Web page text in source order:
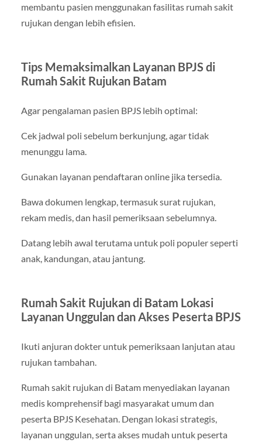
membantu pasien menggunakan fasilitas rumah sakit
rujukan dengan lebih efisien.
Tips Memaksimalkan Layanan BPJS di
Rumah Sakit Rujukan Batam
Agar pengalaman pasien BPJS lebih optimal:
Cek jadwal poli sebelum berkunjung, agar tidak
menunggu lama.
Gunakan layanan pendaftaran online jika tersedia.
Bawa dokumen lengkap, termasuk surat rujukan,
rekam medis, dan hasil pemeriksaan sebelumnya.
Datang lebih awal terutama untuk poli populer seperti
anak, kandungan, atau jantung.
Rumah Sakit Rujukan di Batam Lokasi
Layanan Unggulan dan Akses Peserta BPJS
Ikuti anjuran dokter untuk pemeriksaan lanjutan atau
rujukan tambahan.
Rumah sakit rujukan di Batam menyediakan layanan
medis komprehensif bagi masyarakat umum dan
peserta BPJS Kesehatan. Dengan lokasi strategis,
layanan unggulan, serta akses mudah untuk peserta